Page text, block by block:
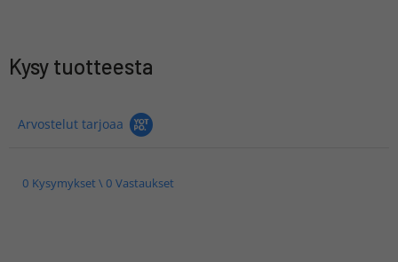
Kysy tuotteesta
Arvostelut tarjoaa
0 Kysymykset \ 0 Vastaukset